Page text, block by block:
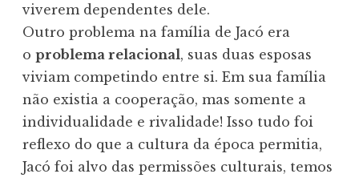
viverem dependentes dele.
Outro problema na família de Jacó era
o problema relacional, suas duas esposas
viviam competindo entre si. Em sua família
não existia a cooperação, mas somente a
individualidade e rivalidade! Isso tudo foi
reflexo do que a cultura da época permitia,
Jacó foi alvo das permissões culturais, temos